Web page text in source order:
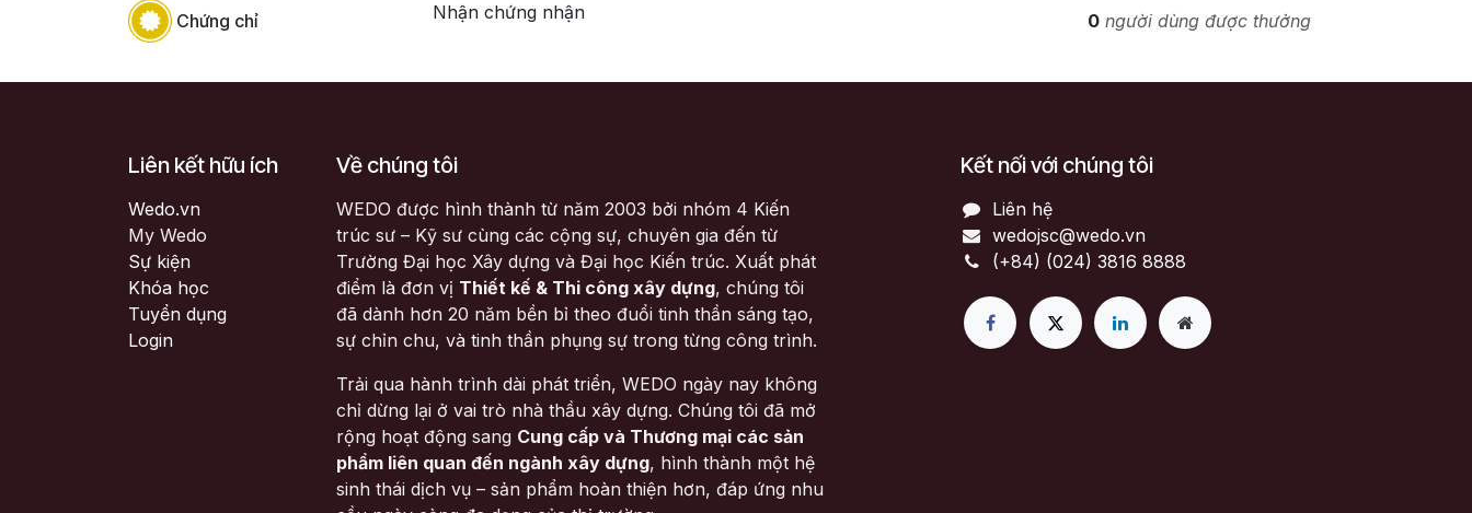
Chứng chỉ Nhận chứng nhận 0 người dùng được thưởng
Liên kết hữu ích
Wedo.vn
My Wedo
Sự kiện
Khóa học
Tuyển dụng
Login
Về chúng tôi
WEDO được hình thành từ năm 2003 bởi nhóm 4 Kiến
trúc sư – Kỹ sư cùng các cộng sự, chuyên gia đến từ
Trường Đại học Xây dựng và Đại học Kiến trúc. Xuất phát
điểm là đơn vị Thiết kế & Thi công xây dựng, chúng tôi
đã dành hơn 20 năm bền bỉ theo đuổi tinh thần sáng tạo,
sự chỉn chu, và tinh thần phụng sự trong từng công trình.
Trải qua hành trình dài phát triển, WEDO ngày nay không
chỉ dừng lại ở vai trò nhà thầu xây dựng. Chúng tôi đã mở
rộng hoạt động sang Cung cấp và Thương mại các sản
phẩm liên quan đến ngành xây dựng, hình thành một hệ
sinh thái dịch vụ – sản phẩm hoàn thiện hơn, đáp ứng nhu
Kết nối với chúng tôi
Liên hệ
wedojsc@wedo.vn
(+84) (024) 3816 8888